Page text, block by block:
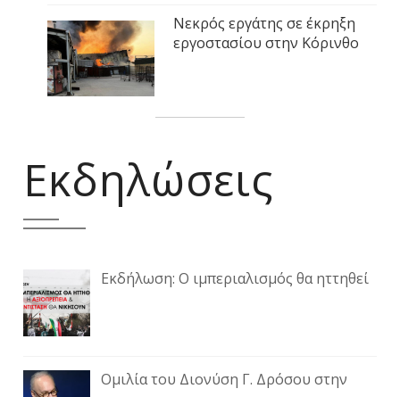
Νεκρός εργάτης σε έκρηξη
εργοστασίου στην Κόρινθο
Εκδηλώσεις
Εκδήλωση: Ο ιμπεριαλισμός θα ηττηθεί
Ομιλία του Διονύση Γ. Δρόσου στην